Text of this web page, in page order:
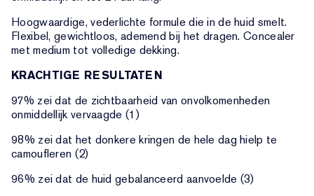
Hoogwaardige, vederlichte formule die in de huid smelt.
Flexibel, gewichtloos, ademend bij het dragen. Concealer
met medium tot volledige dekking.
KRACHTIGE RESULTATEN
97% zei dat de zichtbaarheid van onvolkomenheden
onmiddellijk vervaagde (1)
98% zei dat het donkere kringen de hele dag hielp te
camoufleren (2)
96% zei dat de huid gebalanceerd aanvoelde (3)